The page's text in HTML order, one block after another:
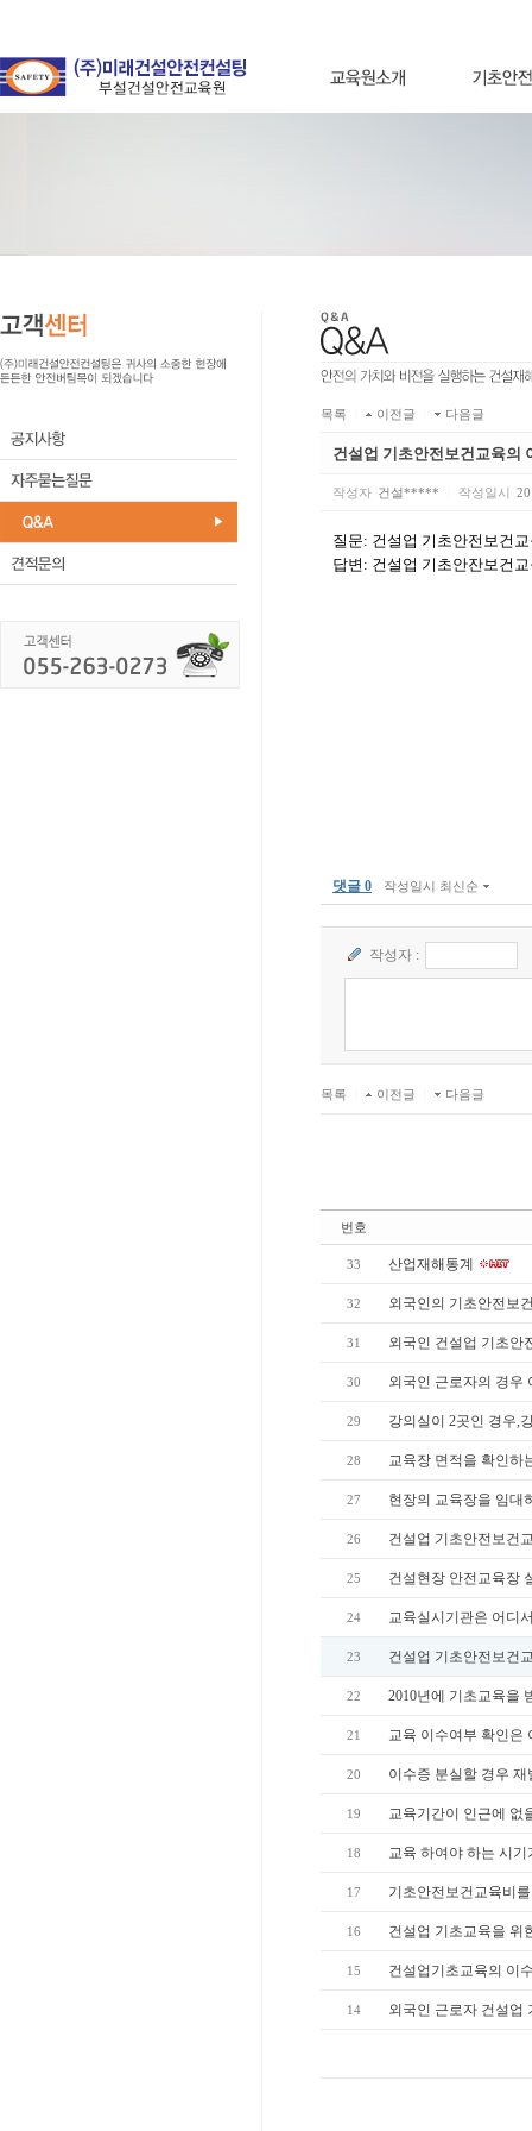
목록 이전글 다음글
건설업 기초안전보건교육의
작성자 건설***** 작성일시
질문: 건설업 기초안전보건
답변: 건설업 기초안잔보건
댓글 0 작성일시 최신순
작성자 :
목록 이전글 다음글
번호
33 산업재해통계
32 외국인의 기초안전보
31 외국인 건설업 기초안
30 외국인 근로자의 경우
29 강의실이 2곳인 경우,
28 교육장 면적을 확인하
27 현장의 교육장을 임대
26 건설업 기초안전보건
25 건설현장 안전교육장
24 교육실시기관은 어디
23 건설업 기초안전보건
22 2010년에 기초교육을
21 교육 이수여부 확인은
20 이수증 분실할 경우 재
19 교육기간이 인근에 없
18 교육 하여야 하는 시
17 기초안전보건교육비
16 건설업 기초교육을 위
15 건설업기초교육의 이
14 외국인 근로자 건설업